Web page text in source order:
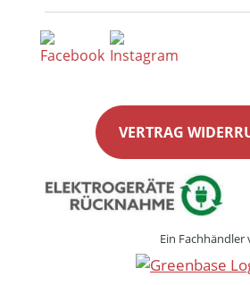
VERTRAG
Ein Fachhändler